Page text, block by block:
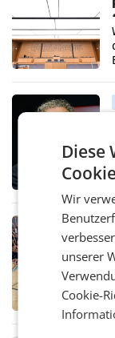
Diese
Wir
unserer
Cookie-